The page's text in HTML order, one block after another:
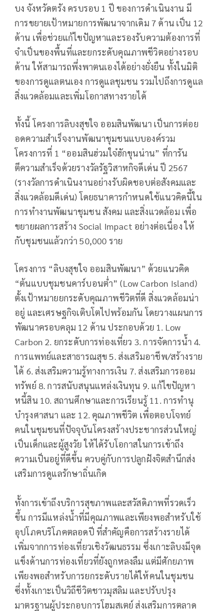
บง จังหวัดตรัง ครบรอบ 1 ปี ของการดำเนินงาน มี
การขยายเป้าหมายการพัฒนาจากเดิม 7 ด้าน เป็น 12
ด้าน เพื่อช่วยแก้ไขปัญหาและรองรับความต้องการที่
จำเป็นของพื้นที่และยกระดับคุณภาพชีวิตอย่างรอบ
ด้าน ให้สามารถพึ่งพาตนเองได้อย่างยั่งยืน ทั้งในมิติ
ของการดูแลตนเอง การดูแลชุมชน รวมไปถึงการดูแล
สิ่งแวดล้อมและเพิ่มโอกาสทางรายได้
ทั้งนี้ โครงการลิบงสุขใจ ออมสินพัฒนา เป็นการต่อย
อดความสำเร็จงานพัฒนาชุมชนแบบองค์รวม
โครงการที่ 1 “ออมสินฮ่วมใจ๋ฮักขุนน่าน” ที่การัน
ตีความสำเร็จด้วยรางวัลรัฐวิสาหกิจดีเด่น ปี 2567
(รางวัลการดำเนินงานอย่างรับผิดชอบต่อสังคมและ
สิ่งแวดล้อมดีเด่น) โดยธนาคารกำหนดใช้แนวคิดนี้ใน
การทำงานพัฒนาชุมชน สังคม และสิ่งแวดล้อม เพื่อ
ขยายผลการสร้าง Social Impact อย่างต่อเนื่อง ให้
กับชุมชนแล้วกว่า 50,000 ราย
โครงการ “ลิบงสุขใจ ออมสินพัฒนา” ด้วยแนวคิด
“ต้นแบบชุมชนคาร์บอนต่ำ” (Low Carbon Island)
ตั้งเป้าหมายยกระดับคุณภาพชีวิตที่ดี สิ่งแวดล้อมน่า
อยู่ และเศรษฐกิจเติบโตไปพร้อมกัน โดยวางแผนการ
พัฒนาครอบคลุม 12 ด้าน ประกอบด้วย 1. Low
Carbon 2. ยกระดับการท่องเที่ยว 3. การจัดการน้ำ 4.
การแพทย์และสาธารณสุข 5. ส่งเสริมอาชีพ/สร้างราย
ได้ 6. ส่งเสริมความรู้ทางการเงิน 7. ส่งเสริมการออม
ทรัพย์ 8. การสนับสนุนแหล่งเงินทุน 9. แก้ไขปัญหา
หนี้สิน 10. สถานศึกษาและการเรียนรู้ 11. การทำนุ
บำรุงศาสนา และ 12. คุณภาพชีวิต เพื่อตอบโจทย์
คนในชุมชนที่ปัจจุบันโครงสร้างประชากรส่วนใหญ่
เป็นเด็กและผู้สูงวัย ให้ได้รับโอกาสในการเข้าถึง
ความเป็นอยู่ที่ดีขึ้น ควบคู่กับการปลูกฝังจิตสำนึกส่ง
เสริมการดูแลรักษาถิ่นเกิด
ทั้งการเข้าถึงบริการสุขภาพและสวัสดิภาพที่รวดเร็ว
ขึ้น การมีแหล่งน้ำที่มีคุณภาพและเพียงพอสำหรับใช้
อุปโภคบริโภคตลอดปี ที่สำคัญคือการสร้างรายได้
เพิ่มจากการท่องเที่ยวเชิงวัฒนธรรม ซึ่งเกาะลิบงมีจุด
แข็งด้านการท่องเที่ยวที่ยังถูกหลงลืม แต่มีศักยภาพ
เพียงพอสำหรับการยกระดับรายได้ให้คนในชุมชน
ซึ่งทั้งเกาะเป็นวิถีชีวิตชาวมุสลิม และปรับปรุง
มาตรฐานผู้ประกอบการโฮมสเตย์ ส่งเสริมการตลาด